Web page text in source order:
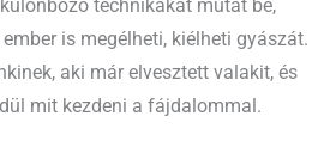
technikákat mutat be,
is megélheti, kiélheti gyászát.
aki már elvesztett valakit, és
mit kezdeni a fájdalommal.